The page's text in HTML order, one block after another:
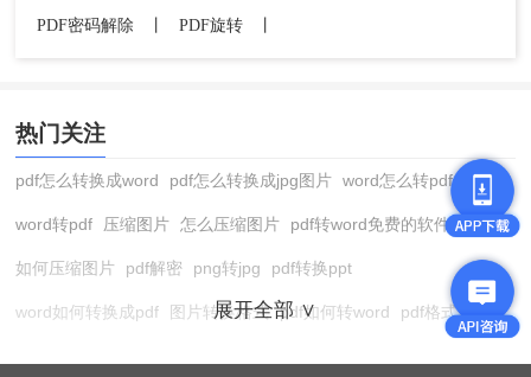
PDF密码解除
PDF旋转
热门关注
pdf怎么转换成word pdf怎么转换成jpg图片 word怎么转pdf
word转pdf 压缩图片 怎么压缩图片 pdf转word免费的软件
如何压缩图片 pdf解密 png转jpg pdf转换ppt
word如何转换成pdf 图片转换格式 pdf如何转word pdf格式转换
展开全部 ∨